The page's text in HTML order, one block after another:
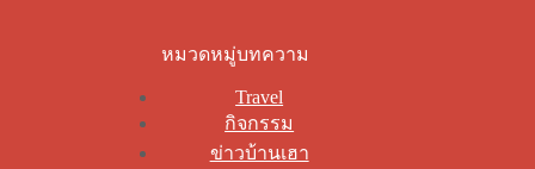
หมวดหมู่บทความ
Travel
กิจกรรม
ข่าวบ้านเฮา